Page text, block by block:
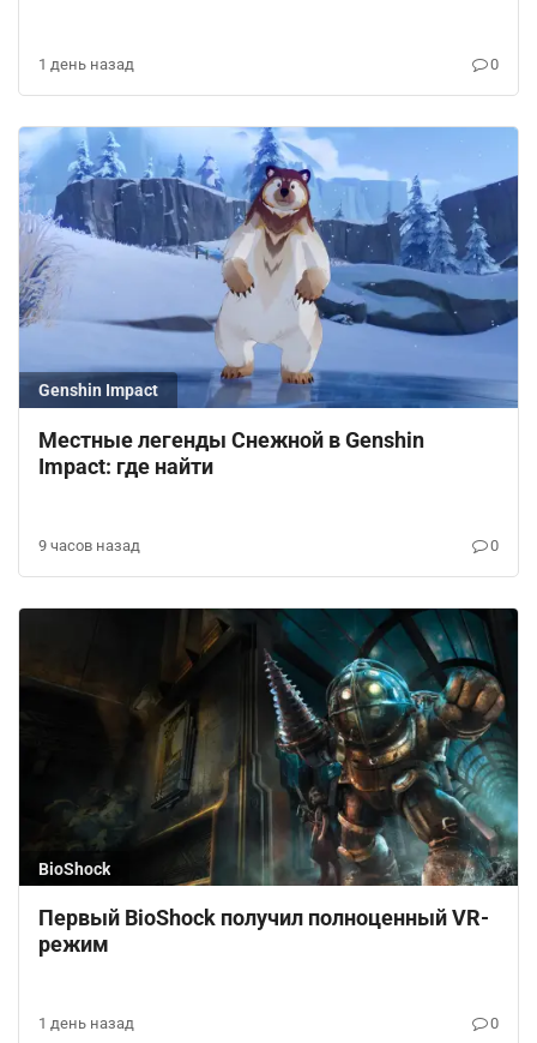
1 день назад 0
Genshin Impact
Местные легенды Снежной в Genshin
Impact: где найти
9 часов назад 0
BioShock
Первый BioShock получил полноценный VR-
режим
1 день назад 0